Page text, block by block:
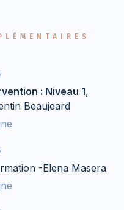
: Niveau 1,
Beaujeard
-Elena Masera